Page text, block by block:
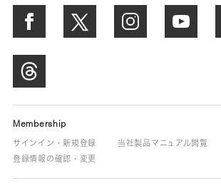
Membership
サインイン・新規登録
当社製品マニュアル閲覧
登録情報の確認・変更